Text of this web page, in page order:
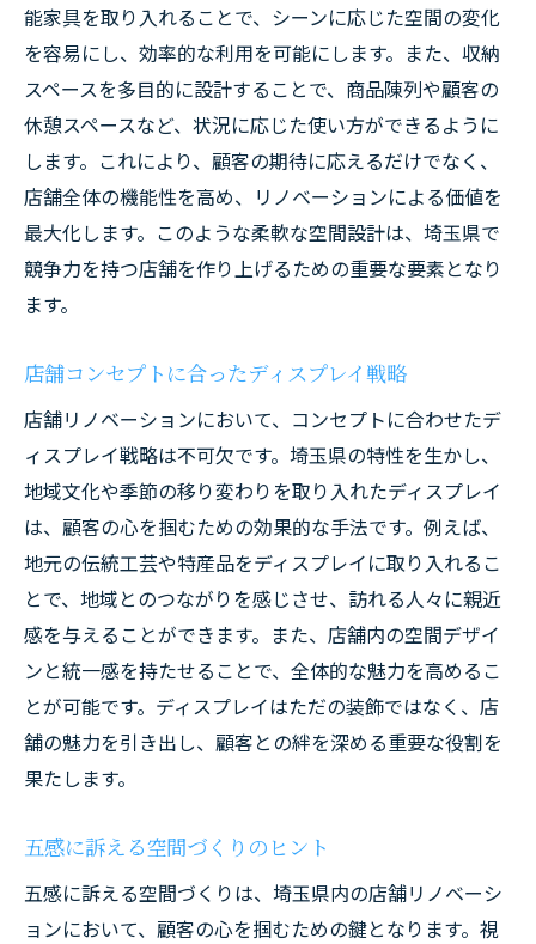
能家具を取り入れることで、シーンに応じた空間の変化
を容易にし、効率的な利用を可能にします。また、収納
スペースを多目的に設計することで、商品陳列や顧客の
休憩スペースなど、状況に応じた使い方ができるように
します。これにより、顧客の期待に応えるだけでなく、
店舗全体の機能性を高め、リノベーションによる価値を
最大化します。このような柔軟な空間設計は、埼玉県で
競争力を持つ店舗を作り上げるための重要な要素となり
ます。
店舗コンセプトに合ったディスプレイ戦略
店舗リノベーションにおいて、コンセプトに合わせたデ
ィスプレイ戦略は不可欠です。埼玉県の特性を生かし、
地域文化や季節の移り変わりを取り入れたディスプレイ
は、顧客の心を掴むための効果的な手法です。例えば、
地元の伝統工芸や特産品をディスプレイに取り入れるこ
とで、地域とのつながりを感じさせ、訪れる人々に親近
感を与えることができます。また、店舗内の空間デザイ
ンと統一感を持たせることで、全体的な魅力を高めるこ
とが可能です。ディスプレイはただの装飾ではなく、店
舗の魅力を引き出し、顧客との絆を深める重要な役割を
果たします。
五感に訴える空間づくりのヒント
五感に訴える空間づくりは、埼玉県内の店舗リノベーシ
ョンにおいて、顧客の心を掴むための鍵となります。視